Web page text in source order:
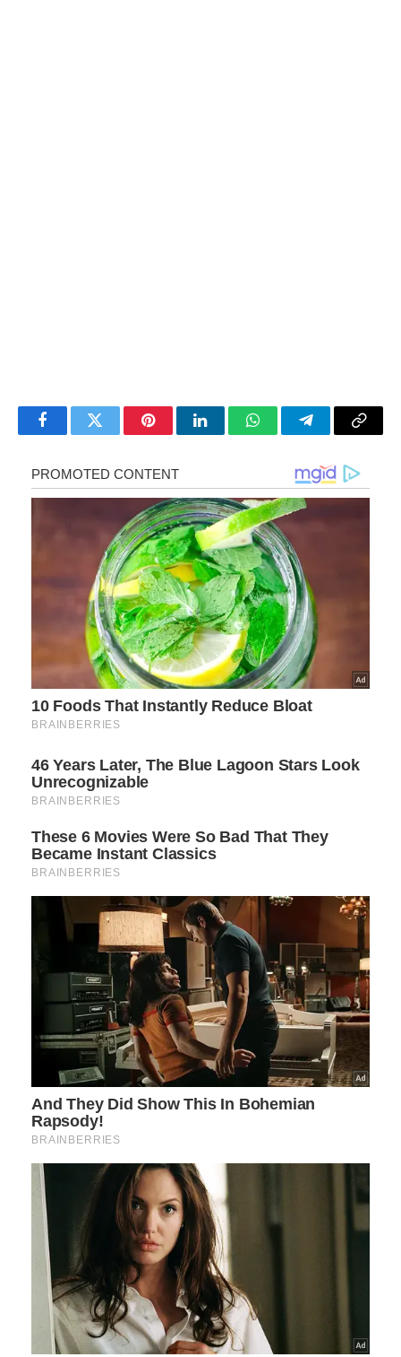
FacebookTwitter PinterestLinkedInWhatsAppTelegramCopy